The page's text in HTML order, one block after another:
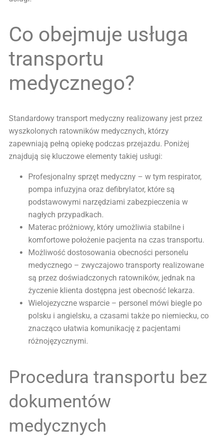
Co obejmuje usługa
transportu
medycznego?
Standardowy transport medyczny realizowany jest przez
wyszkolonych ratowników medycznych, którzy
zapewniają pełną opiekę podczas przejazdu. Poniżej
znajdują się kluczowe elementy takiej usługi:
Profesjonalny sprzęt medyczny – w tym respirator,
pompa infuzyjna oraz defibrylator, które są
podstawowymi narzędziami zabezpieczenia w
nagłych przypadkach.
Materac próżniowy, który umożliwia stabilne i
komfortowe położenie pacjenta na czas transportu.
Możliwość dostosowania obecności personelu
medycznego – zwyczajowo transporty realizowane
są przez doświadczonych ratowników, jednak na
życzenie klienta dostępna jest obecność lekarza.
Wielojezyczne wsparcie – personel mówi biegle po
polsku i angielsku, a czasami także po niemiecku, co
znacząco ułatwia komunikację z pacjentami
różnojęzycznymi.
Procedura transportu bez
dokumentów
medycznych